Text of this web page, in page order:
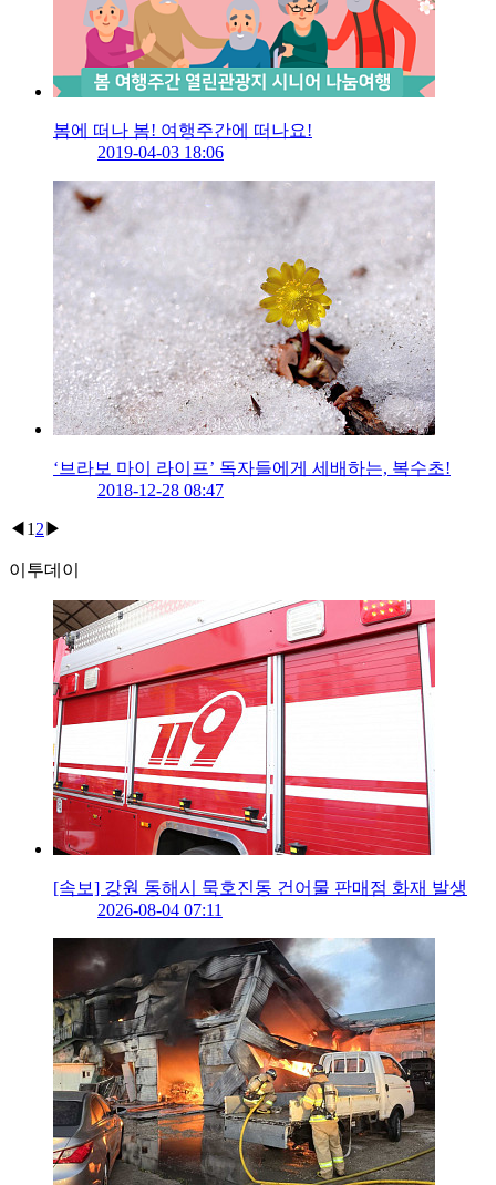
봄에 떠나 봄! 여행주간에 떠나요!
2019-04-03 18:06
‘브라보 마이 라이프’ 독자들에게 세배하는, 복수초!
2018-12-28 08:47
◀ 1 2 ▶
이투데이
[속보] 강원 동해시 묵호진동 건어물 판매점 화재 발생
2026-08-04 07:11